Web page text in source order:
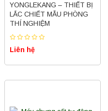
YONGLEKANG – THIẾT BỊ
LẮC CHIẾT MẪU PHÒNG
THÍ NGHIỆM
Liên hệ